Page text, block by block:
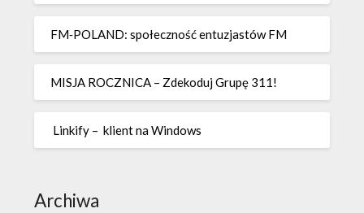
FM‑POLAND: społeczność entuzjastów FM
MISJA ROCZNICA – Zdekoduj Grupę 311!
Linkify – klient na Windows
Archiwa